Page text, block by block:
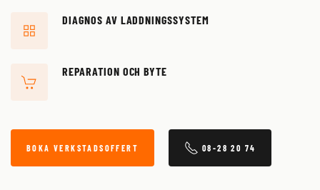
DIAGNOS AV LADDNINGSSYSTEM
REPARATION OCH BYTE
BOKA VERKSTADSOFFERT 08-28 20 74